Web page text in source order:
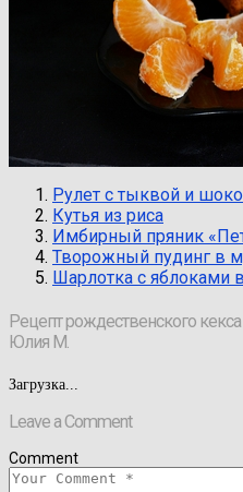
Рулет с тыквой и
Кутья из риса
Имбирный пряник
Творожный пудинг в
Шарлотка с яблоками
Рецепт рождественского
Юлия М.
Загрузка...
Leave a Comment
Comment